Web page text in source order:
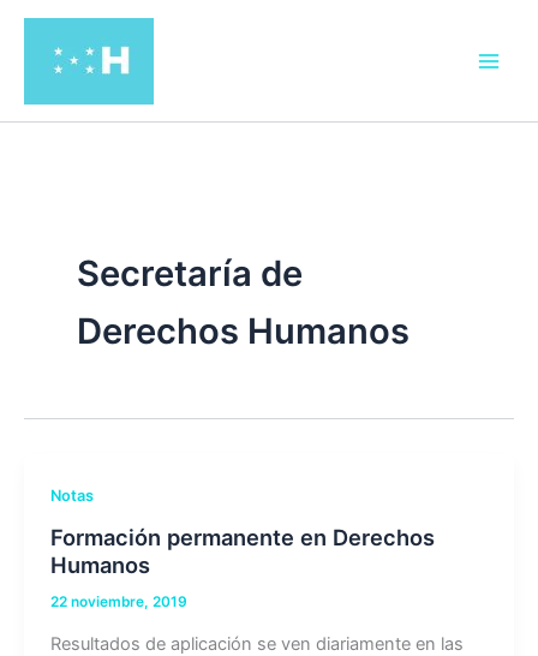
contenido
Secretaría de
Derechos Humanos
Notas
Formación permanente en Derechos
Humanos
22 noviembre, 2019
Resultados de aplicación se ven diariamente en las